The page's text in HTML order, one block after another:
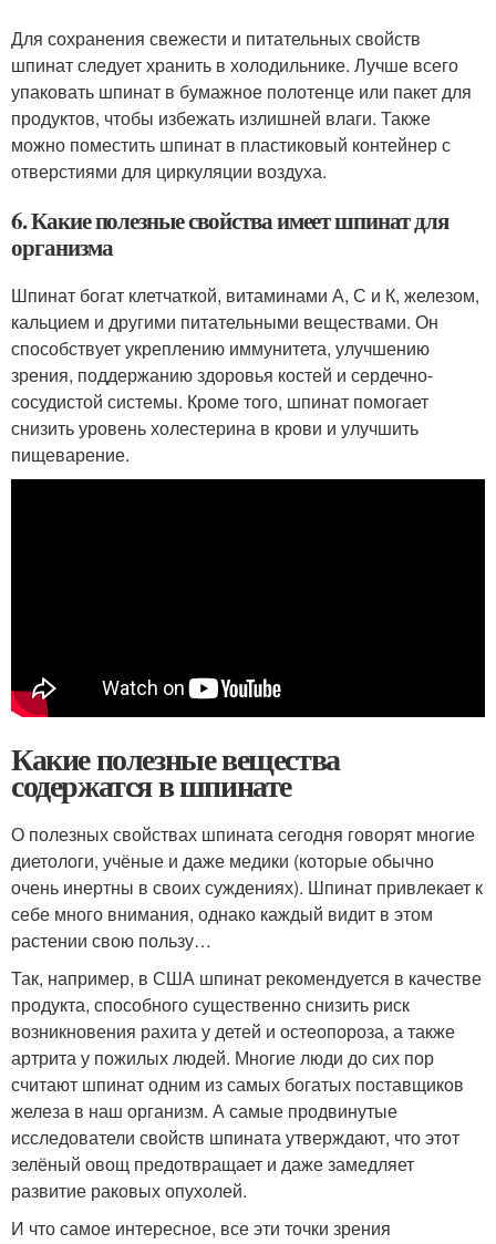
Для сохранения свежести и питательных свойств
шпинат следует хранить в холодильнике. Лучше всего
упаковать шпинат в бумажное полотенце или пакет для
продуктов, чтобы избежать излишней влаги. Также
можно поместить шпинат в пластиковый контейнер с
отверстиями для циркуляции воздуха.
6. Какие полезные свойства имеет шпинат для
организма
Шпинат богат клетчаткой, витаминами А, С и К, железом,
кальцием и другими питательными веществами. Он
способствует укреплению иммунитета, улучшению
зрения, поддержанию здоровья костей и сердечно-
сосудистой системы. Кроме того, шпинат помогает
снизить уровень холестерина в крови и улучшить
пищеварение.
Какие полезные вещества
содержатся в шпинате
О полезных свойствах шпината сегодня говорят многие
диетологи, учёные и даже медики (которые обычно
очень инертны в своих суждениях). Шпинат привлекает к
себе много внимания, однако каждый видит в этом
растении свою пользу…
Так, например, в США шпинат рекомендуется в качестве
продукта, способного существенно снизить риск
возникновения рахита у детей и остеопороза, а также
артрита у пожилых людей. Многие люди до сих пор
считают шпинат одним из самых богатых поставщиков
железа в наш организм. А самые продвинутые
исследователи свойств шпината утверждают, что этот
зелёный овощ предотвращает и даже замедляет
развитие раковых опухолей.
И что самое интересное, все эти точки зрения